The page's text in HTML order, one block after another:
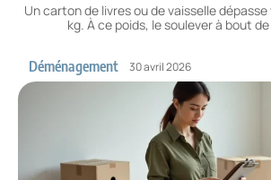
Un carton de livres ou de vaisselle
kg. À ce poids, le soulever à bout
Déménagement 30 avril 2026